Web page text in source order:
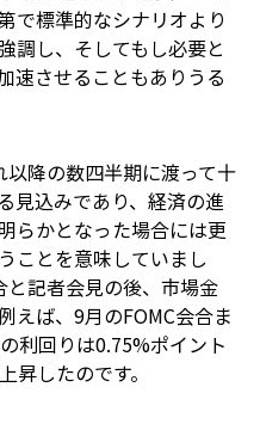
で標準的なシナリオより
調し、そしてもし必要と
速させることもありうる
降の数四半期に渡って十
見込みであり、経済の進
らかとなった場合には更
ことを意味していまし
記者会見の後、市場金
えば、9月のFOMC会合ま
利回りは0.75%ポイント
昇したのです。